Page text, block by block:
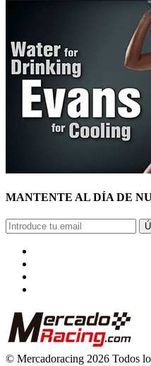
MANTENTE AL DÍA DE
© Mercadoracing 2026 Todos